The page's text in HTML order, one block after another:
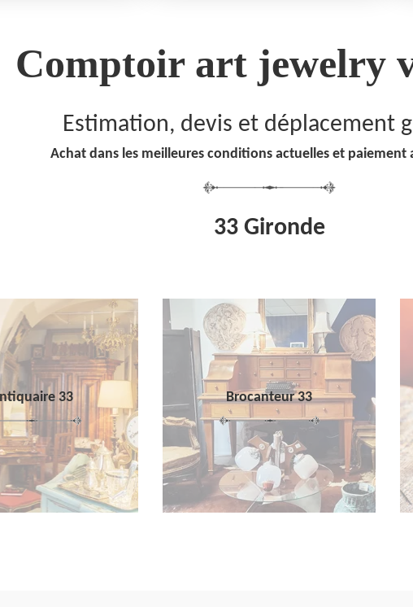
Comptoir art jewelry
Estimation, devis et déplacement
Achat dans les meilleures conditions actuelles et paiement
33 Gironde
33 Brocanteur 33